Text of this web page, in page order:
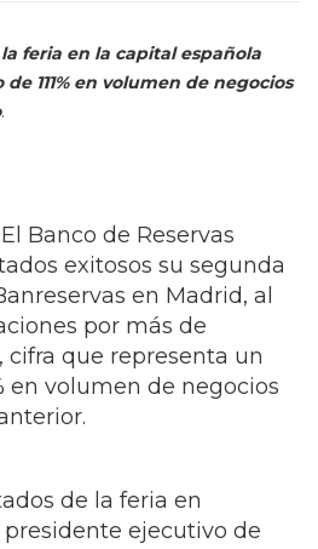
feria en la capital española
111% en volumen de negocios
.
El Banco de Reservas
exitosos su segunda
en Madrid, al
por más de
cifra que representa un
en volumen de negocios
de la feria en
ejecutivo de